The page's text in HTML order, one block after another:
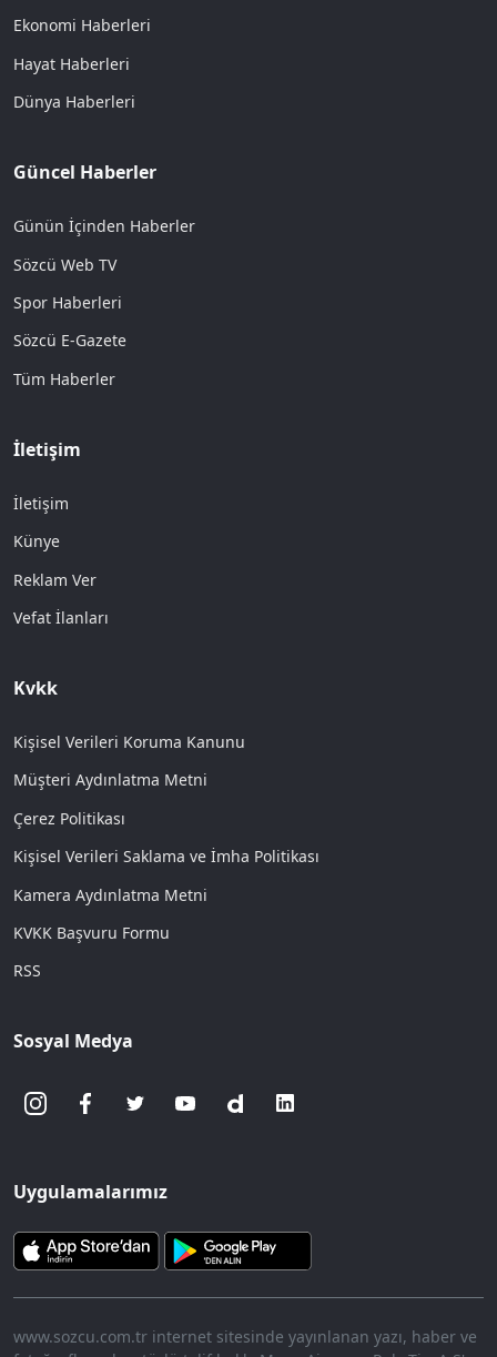
Ekonomi Haberleri
Hayat Haberleri
Dünya Haberleri
Güncel Haberler
Günün İçinden Haberler
Sözcü Web TV
Spor Haberleri
Sözcü E-Gazete
Tüm Haberler
İletişim
İletişim
Künye
Reklam Ver
Vefat İlanları
Kvkk
Kişisel Verileri Koruma Kanunu
Müşteri Aydınlatma Metni
Çerez Politikası
Kişisel Verileri Saklama ve İmha Politikası
Kamera Aydınlatma Metni
KVKK Başvuru Formu
RSS
Sosyal Medya
Uygulamalarımız
www.sozcu.com.tr internet sitesinde yayınlanan yazı, haber ve